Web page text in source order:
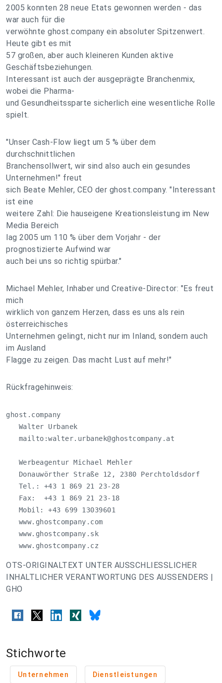
2005 konnten 28 neue Etats gewonnen werden - das
war auch für die
verwöhnte ghost.company ein absoluter Spitzenwert.
Heute gibt es mit
57 großen, aber auch kleineren Kunden aktive
Geschäftsbeziehungen.
Interessant ist auch der ausgeprägte Branchenmix,
wobei die Pharma-
und Gesundheitssparte sicherlich eine wesentliche Rolle
spielt.
"Unser Cash-Flow liegt um 5 % über dem
durchschnittlichen
Branchensollwert, wir sind also auch ein gesundes
Unternehmen!" freut
sich Beate Mehler, CEO der ghost.company. "Interessant
ist eine
weitere Zahl: Die hauseigene Kreationsleistung im New
Media Bereich
lag 2005 um 110 % über dem Vorjahr - der
prognostizierte Aufwind war
auch bei uns so richtig spürbar."
Michael Mehler, Inhaber und Creative-Director: "Es freut
mich
wirklich von ganzem Herzen, dass es uns als rein
österreichisches
Unternehmen gelingt, nicht nur im Inland, sondern auch
im Ausland
Flagge zu zeigen. Das macht Lust auf mehr!"
Rückfragehinweis:
ghost.company
   Walter Urbanek
   mailto:
walter.urbanek@ghostcompany.at
   Werbeagentur Michael Mehler
   Donauwörther Straße 12, 2380 Perchtoldsdorf
   Tel.: +43 1 869 21 23-28
   Fax:  +43 1 869 21 23-18
   Mobil: +43 699 13039601
   www.ghostcompany.com
   www.ghostcompany.sk
   www.ghostcompany.cz
OTS-ORIGINALTEXT UNTER AUSSCHLIESSLICHER
INHALTLICHER VERANTWORTUNG DES AUSSENDERS |
GHO
Stichworte
Unternehmen Dienstleistungen